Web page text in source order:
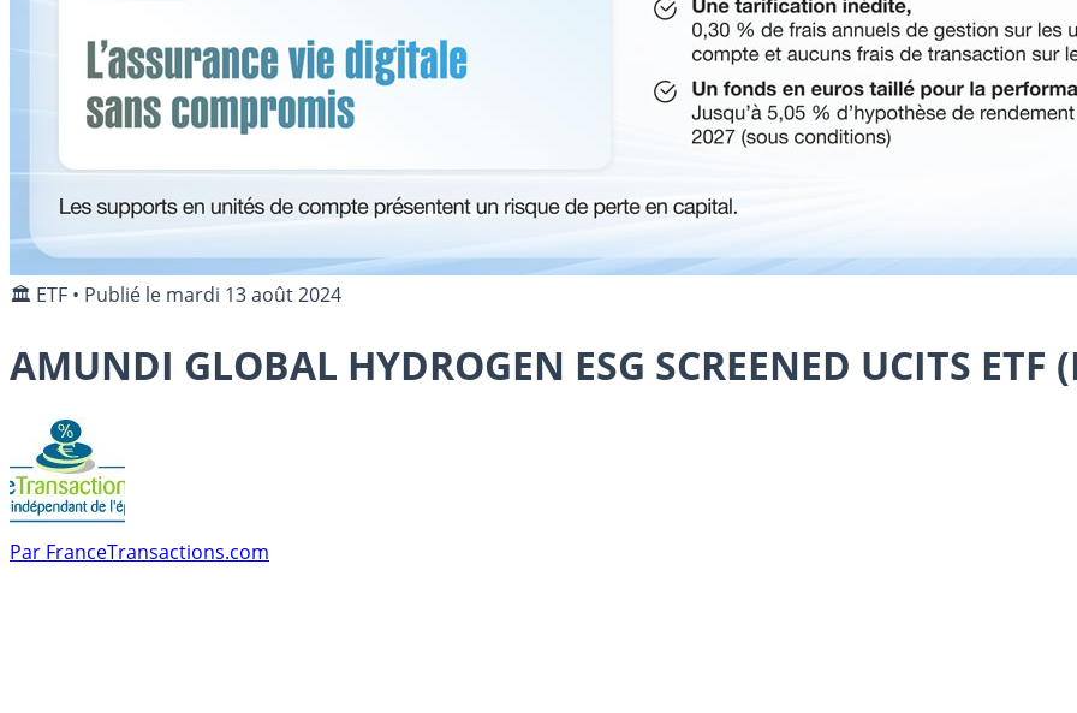
🏛️ ETF • Publié le mardi 13 août 2024
AMUNDI GLOBAL HYDROGEN ESG SCREENED UCITS ETF
Par FranceTransactions.com